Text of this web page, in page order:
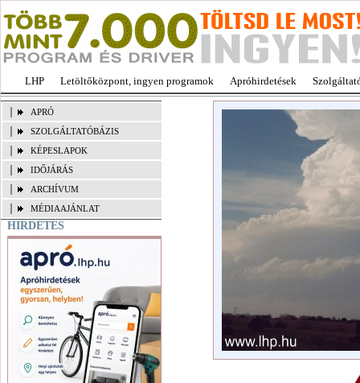
LHP Letöltőközpont, ingyen programok Apróhirdetések
APRÓ
SZOLGÁLTATÓBÁZIS
KÉPESLAPOK
IDŐJÁRÁS
ARCHÍVUM
MÉDIAAJÁNLAT
HIRDETÉS